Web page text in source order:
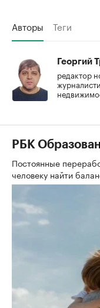
Авторы Теги
Георгий
редактор
РБК
Постоянные
человеку найти